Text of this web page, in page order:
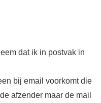
dat ik in postvak in
bij email voorkomt die
afzender maar de mail